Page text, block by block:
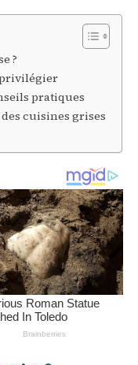
?
privilégier
pratiques
cuisines grises